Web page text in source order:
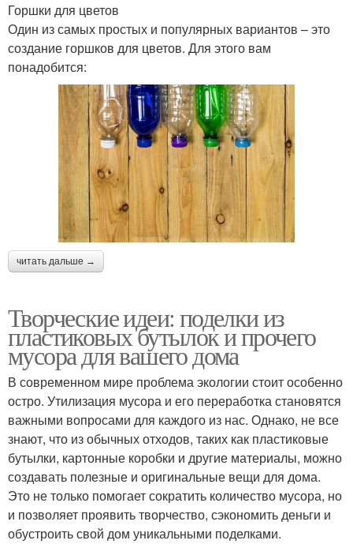
Горшки для цветов
Один из самых простых и популярных вариантов – это
создание горшков для цветов. Для этого вам
понадобится:
читать дальше →
Творческие идеи: поделки из
пластиковых бутылок и прочего
мусора для вашего дома
В современном мире проблема экологии стоит особенно
остро. Утилизация мусора и его переработка становятся
важными вопросами для каждого из нас. Однако, не все
знают, что из обычных отходов, таких как пластиковые
бутылки, картонные коробки и другие материалы, можно
создавать полезные и оригинальные вещи для дома.
Это не только помогает сократить количество мусора, но
и позволяет проявить творчество, сэкономить деньги и
обустроить свой дом уникальными поделками.